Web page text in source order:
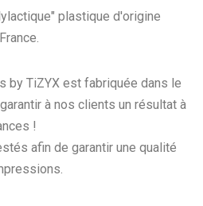
plastique d'origine
by TiZYX est fabriquée dans le
à nos clients un résultat à
!
afin de garantir une qualité